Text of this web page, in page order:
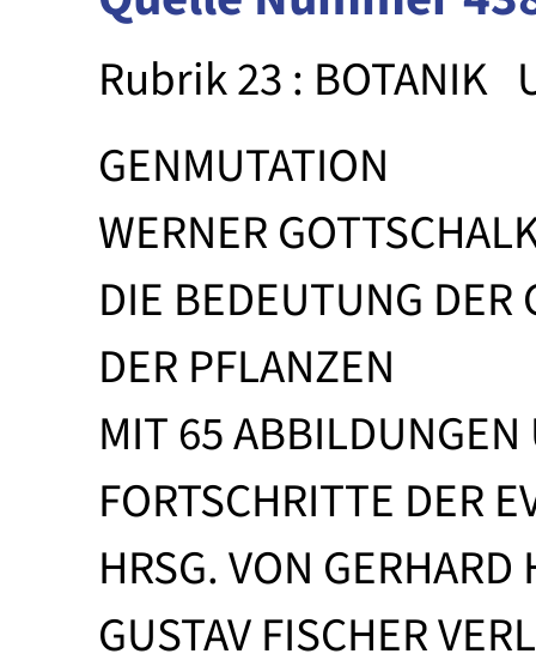
Rubrik 23 : BOTANIK
GENMUTATION
WERNER
DIE BEDEUTUNG
DER PFLANZEN
MIT 65
FORTSCHRITTE DER
HRSG. VON
GUSTAV FISCHER